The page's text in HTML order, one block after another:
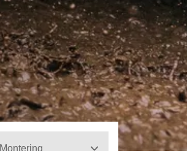
Montering